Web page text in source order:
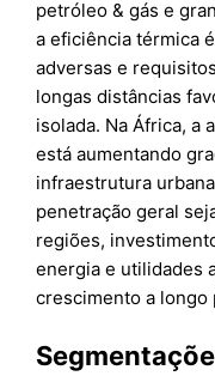
petróleo & gás e
a eficiência térmica
adversas e
longas distâncias
isolada. Na África, a
está aumentando
infraestrutura
penetração geral
regiões,
energia e utilidades
crescimento a longo